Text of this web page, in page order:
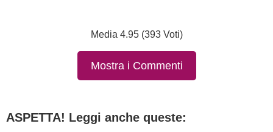
Media 4.95 (393 Voti)
Mostra i Commenti
ASPETTA! Leggi anche queste: